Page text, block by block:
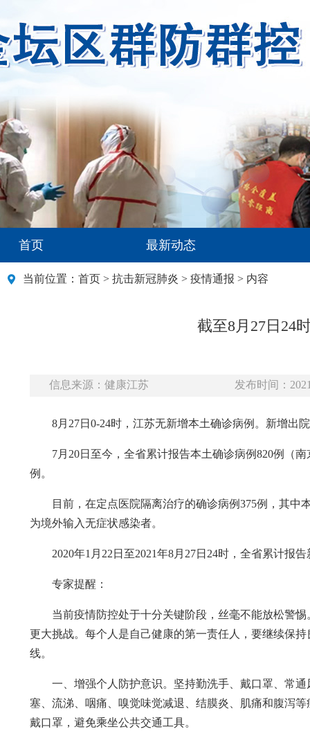
首页 最新动态
当前位置： 首页 > 抗击新冠肺炎 > 疫情通报 > 内容
截至8月27日24
信息来源：健康江苏 发布时间：
8月27日0-24时，江苏无新增本土确诊病例。新增出
7月20日至今，全省累计报告本土确诊病例820例（
例。
目前，在定点医院隔离治疗的确诊病例375例，其中
为境外输入无症状感染者。
2020年1月22日至2021年8月27日24时，全省累计报
专家提醒：
当前疫情防控处于十分关键阶段，丝毫不能放松警
更大挑战。每个人是自己健康的第一责任人，要继续保
线。
一、增强个人防护意识。坚持勤洗手、戴口罩、常
塞、流涕、咽痛、嗅觉味觉减退、结膜炎、肌痛和腹泻
戴口罩，避免乘坐公共交通工具。